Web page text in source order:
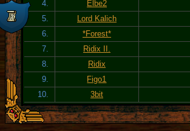
4.
Elbe2
5.
Lord Kalich
6.
*Forest*
7.
Ridix II.
8.
Ridix
9.
Figo1
10.
3bit